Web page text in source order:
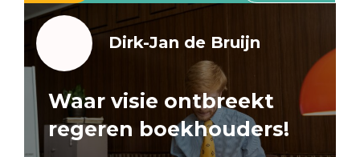
Dirk-Jan de Bruijn
Waar visie ontbreekt
regeren boekhouders!